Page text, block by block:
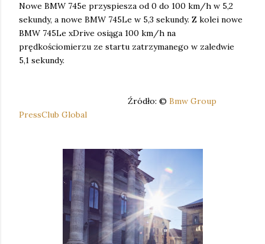
Nowe BMW 745e przyspiesza od 0 do 100 km/h w 5,2
sekundy, a nowe BMW 745Le w 5,3 sekundy. Z kolei nowe
BMW 745Le xDrive osiąga 100 km/h na
prędkościomierzu ze startu zatrzymanego w zaledwie
5,1 sekundy.
Źródło: © Bmw Group
PressClub Global